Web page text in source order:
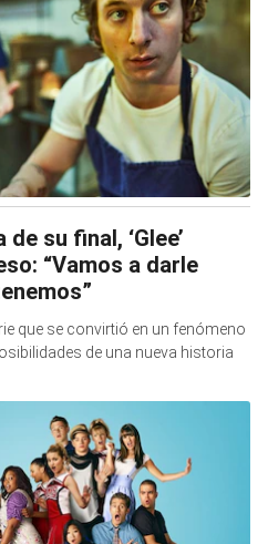
su final, ‘Glee’
“Vamos a darle
que se convirtió en un fenómeno
de una nueva historia